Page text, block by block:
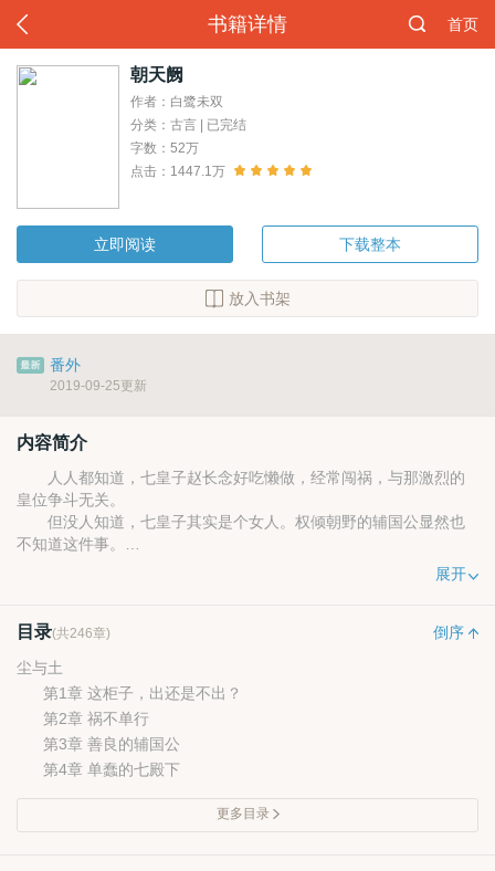
书籍详情 首页
朝天阙
作者：白鹭未双
分类：古言 | 已完结
字数：52万
点击：1447.1万
立即阅读 下载整本
放入书架
番外
2019-09-25更新
内容简介
人人都知道，七皇子赵长念好吃懒做，经常闯祸，与那激烈的
皇位争斗无关。
但没人知道，七皇子其实是个女人。权倾朝野的辅国公显然也
不知道这件事。
所以后来，他为了掩盖这个秘密，一定要送赵长念下地狱。展开
目录(共246章)
倒序
尘与土
第1章 这柜子，出还是不出？
第2章 祸不单行
第3章 善良的辅国公
第4章 单蠢的七殿下
更多目录